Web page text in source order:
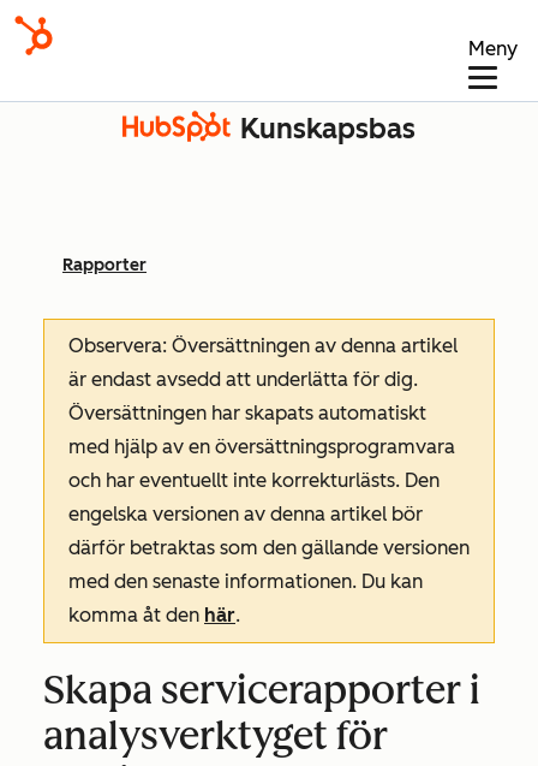
Meny
Kunskapsbas
Rapporter
Observera: Översättningen av denna artikel
är endast avsedd att underlätta för dig.
Översättningen har skapats automatiskt
med hjälp av en översättningsprogramvara
och har eventuellt inte korrekturlästs. Den
engelska versionen av denna artikel bör
därför betraktas som den gällande versionen
med den senaste informationen. Du kan
komma åt den här.
Skapa servicerapporter i
analysverktyget för